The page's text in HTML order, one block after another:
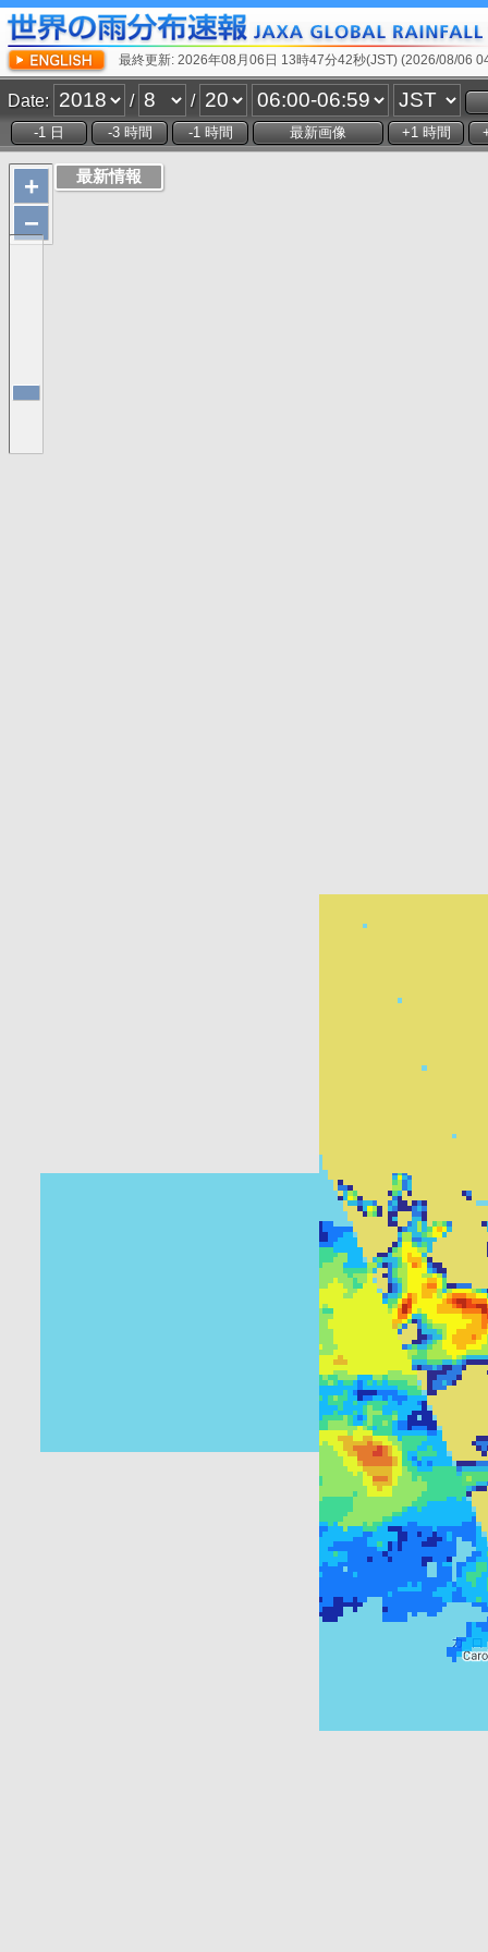
最終更新: 2026年08月06日 13時47分42秒(JST) (2026/08/06
Date: / /
+
−